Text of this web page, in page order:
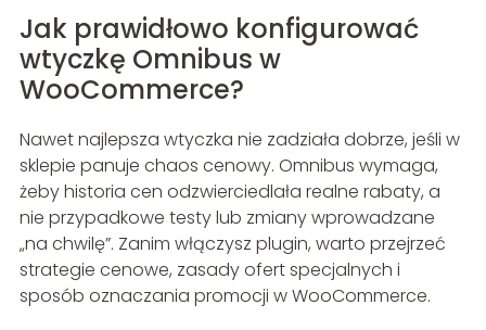
Jak prawidłowo konfigurować
wtyczkę Omnibus w
WooCommerce?
Nawet najlepsza wtyczka nie zadziała dobrze, jeśli w
sklepie panuje chaos cenowy. Omnibus wymaga,
żeby historia cen odzwierciedlała realne rabaty, a
nie przypadkowe testy lub zmiany wprowadzane
„na chwilę”. Zanim włączysz plugin, warto przejrzeć
strategie cenowe, zasady ofert specjalnych i
sposób oznaczania promocji w WooCommerce.